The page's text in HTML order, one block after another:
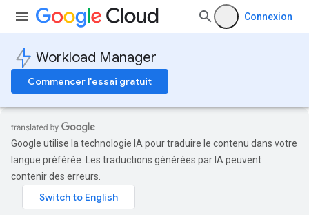
Connexion
Workload Manager
Commencer l'essai gratuit
Google utilise la technologie IA pour traduire le contenu dans votre
langue préférée. Les traductions générées par IA peuvent
contenir des erreurs.